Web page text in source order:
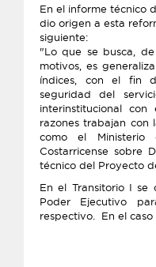
En el informe técnico
dio origen a esta
siguiente:
"Lo que se busca,
motivos, es
índices, con el fin
seguridad del
interinstitucional
razones trabajan con
como el
Costarricense sobre
técnico del Proyecto
En el Transitorio I
Poder Ejecutivo
respectivo. En el caso